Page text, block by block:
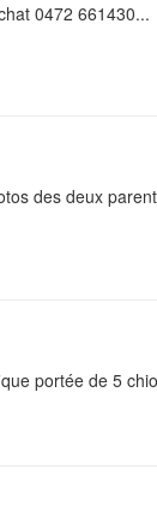
0472 661430...
des deux
portée de 5